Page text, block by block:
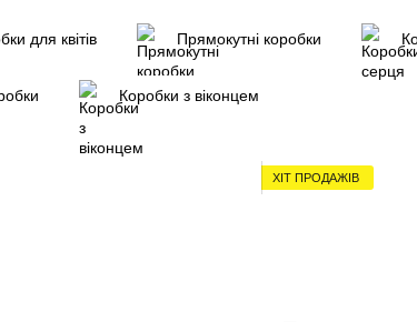
для квітів Прямокутні коробки
Коробки з віконцем
ХІТ ПРОДАЖІВ